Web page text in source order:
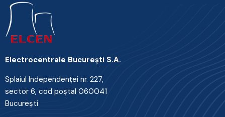
Electrocentrale Bucureşti S.A.
Splaiul Independenţei nr. 227,
sector 6, cod poştal 060041
Bucureşti